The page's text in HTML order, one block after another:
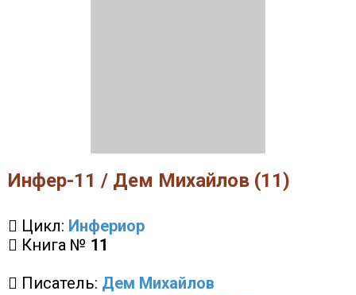
Инфер-11 / Дем Михайлов (11)
Цикл: Инфериор
Книга № 11
Писатель: Дем Михайлов